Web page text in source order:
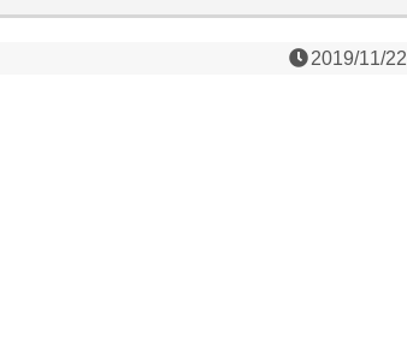
2019/11/22